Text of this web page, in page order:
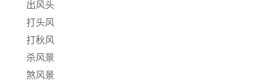
出风头
打头风
打秋风
杀风景
煞风景